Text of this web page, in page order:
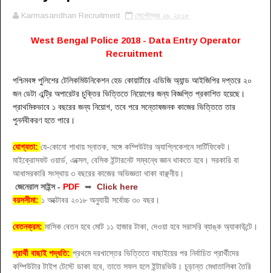
Karmasandhan Recruitment সেপ্টেম্বর ২৯, ২০১৮
West Bengal Police 2018 - Data Entry Operator
Recruitment
পশ্চিমবঙ্গ পুলিশের টেলিকমিউনিকেশন হেড কোয়ার্টারে এডিজি অ্যান্ড আইজিপির দপ্তরে ২০
জন ডেটা এন্ট্রি অপারেটর চুক্তির ভিত্তিতে নিয়োগের জন্য বিজ্ঞপ্তি প্রকাশিত হয়েছে।
প্রাথমিকভাবে ১ বছরের জন্য নিয়োগ, তবে পরে সন্তোষজনক কাজের ভিত্তিতে তার
পুনর্নবীকরণ হতে পারে।
যোগ্যতা: যে-কোনো শাখায় স্নাতক, সঙ্গে কম্পিউটার অ্যাপ্লিকেশনে সার্টিফিকেট।
মাইক্রোসফট ওয়ার্ড, এক্সেল, বেসিক ইন্টারনেট সম্বন্ধে জ্ঞান থাকতে হবে। সরকারি বা
আধাসরকারি সংস্থায় ৩ বছরের কাজের অভিজ্ঞতা থাকা বাঞ্ছনীয়।
জেনেরাল সাইন্স - PDF ➥ Click here
বয়সসীমা: ১ অক্টোবর ২০১৮ অনুযায়ী সর্বোচ্চ ৩০ বছর।
বেতনক্রম: মাসিক বেতন হবে মোট ১১ হাজার টাকা, দেওয়া হবে সরাসরি ব্যাঙ্ক অ্যাকাউন্টে।
প্রার্থী বাছাই পদ্ধতি: প্রথমে দরখাস্তের ভিত্তিতে বাছাইয়ের পর নির্বাচিত প্রার্থীদের
কম্পিউটার টাইপ টেস্টে ডাকা হবে, তাতে সফল হলে ইন্টারভিউ। চূড়ান্ত মেধাতালিকা তৈরি